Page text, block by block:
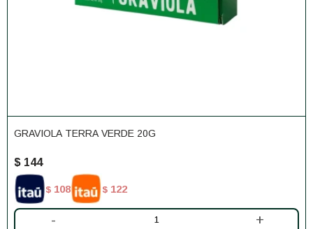
GRAVIOLA TERRA VERDE 20G
$ 144
$ 108 $ 122
- +